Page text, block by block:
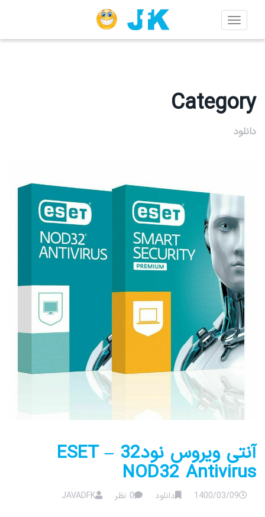
Toggle
navigation
Category
دانلود
آنتی ویروس نود32 – ESET
NOD32 Antivirus
1400/03/09 دانلود 0 نظر JAVADFK